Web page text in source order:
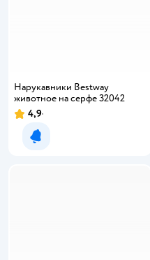
Нарукавники Bestway
животное на серфе 32042
4,9
Уведомить о появлении